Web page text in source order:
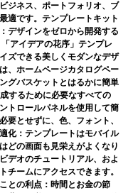
ジネス、ポートフォリオ、ブ
適です。テンプレートキット
デザインをゼロから開発する
アイデアの花序」テンプレ
ズできる美しくモダンなデザ
、ホームページカタログペー
グバスケットとはるかに簡単
するために必要なすべての
トロールパネルを使用して簡
要とせずに、色、フォント、
化：テンプレートはモバイル
どの画面も見栄えがよくなり
デオのチュートリアル、およ
チームにアクセスできます。
との利点：時間とお金の節